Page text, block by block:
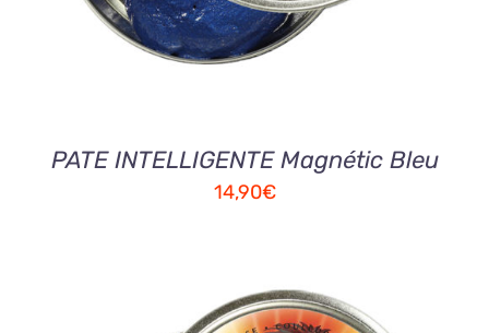
PATE INTELLIGENTE Magnétic Bleu
14,90€